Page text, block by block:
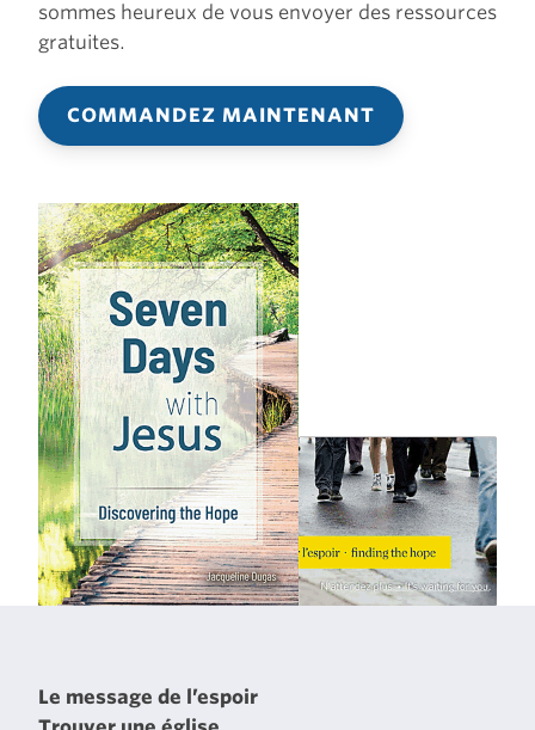
sommes heureux de vous envoyer des ressources
gratuites.
COMMANDEZ MAINTENANT
Le message de l’espoir